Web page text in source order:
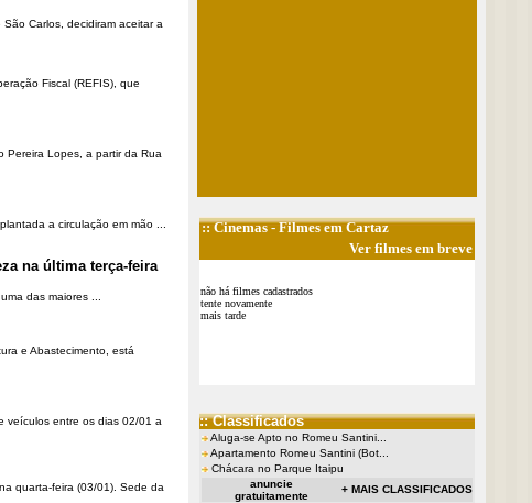
Carlos, decidiram aceitar a
Fiscal (REFIS), que
Pereira Lopes, a partir da Rua
a circulação em mão ...
na última terça-feira
das maiores ...
e Abastecimento, está
veículos entre os dias 02/01 a
quarta-feira (03/01). Sede da
::Cinemas- Filmes em Cartaz
Ver filmes em breve
não há filmes cadastrados
tente novamente
mais tarde
:: Classificados
Aluga-se Apto no Romeu Santini...
Apartamento Romeu Santini (Bot...
Chácara no Parque Itaipu
anuncie
gratuitamente
+ MAIS CLASSIFICADOS